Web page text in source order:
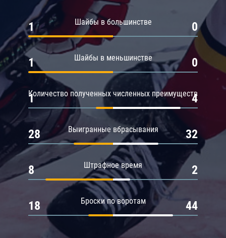
Шайбы в большинстве
1 0
Шайбы в меньшинстве
1 0
Количество полученных численных преимуществ
1 4
Выигранные вбрасывания
28 32
Штрафное время
8 2
Броски по воротам
18 44